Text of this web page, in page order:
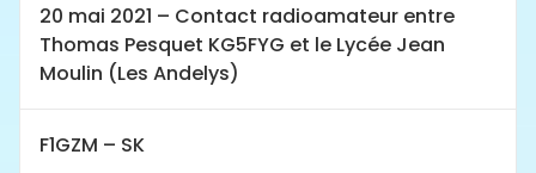
20 mai 2021 – Contact radioamateur entre
Thomas Pesquet KG5FYG et le Lycée Jean
Moulin (Les Andelys)
F1GZM – SK